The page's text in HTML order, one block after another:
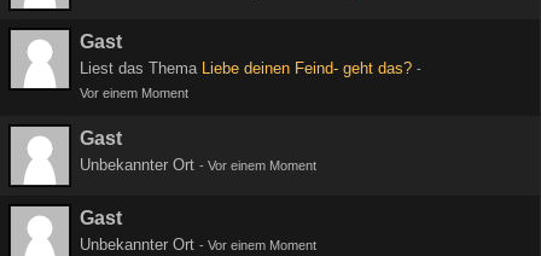
Gast
Liest das Thema Liebe deinen Feind- geht das? -
Vor einem Moment
Gast
Unbekannter Ort - Vor einem Moment
Gast
Unbekannter Ort - Vor einem Moment